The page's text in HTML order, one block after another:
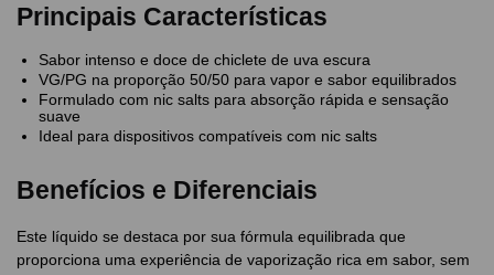
Principais Características
Sabor intenso e doce de chiclete de uva escura
VG/PG na proporção 50/50 para vapor e sabor equilibrados
Formulado com nic salts para absorção rápida e sensação
suave
Ideal para dispositivos compatíveis com nic salts
Benefícios e Diferenciais
Este líquido se destaca por sua fórmula equilibrada que
proporciona uma experiência de vaporização rica em sabor, sem